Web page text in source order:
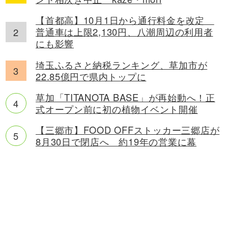
【首都高】10月1日から通行料金を改定
普通車は上限2,130円、八潮周辺の利用者
にも影響
埼玉ふるさと納税ランキング、草加市が
22.85億円で県内トップに
草加「TITANOTA BASE」が再始動へ！正
式オープン前に初の植物イベント開催
【三郷市】FOOD OFFストッカー三郷店が
8月30日で閉店へ 約19年の営業に幕